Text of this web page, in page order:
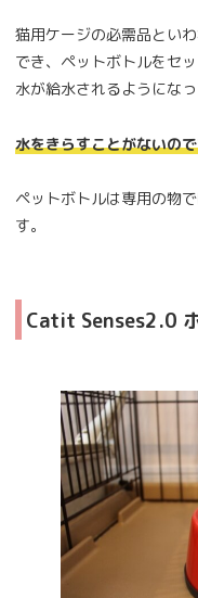
猫用ケージの必需品とい
でき、ペットボトルをセ
水が給水されるようになっ
水をきらすことがないの
ペットボトルは専用の物
す。
Catit Senses2.0